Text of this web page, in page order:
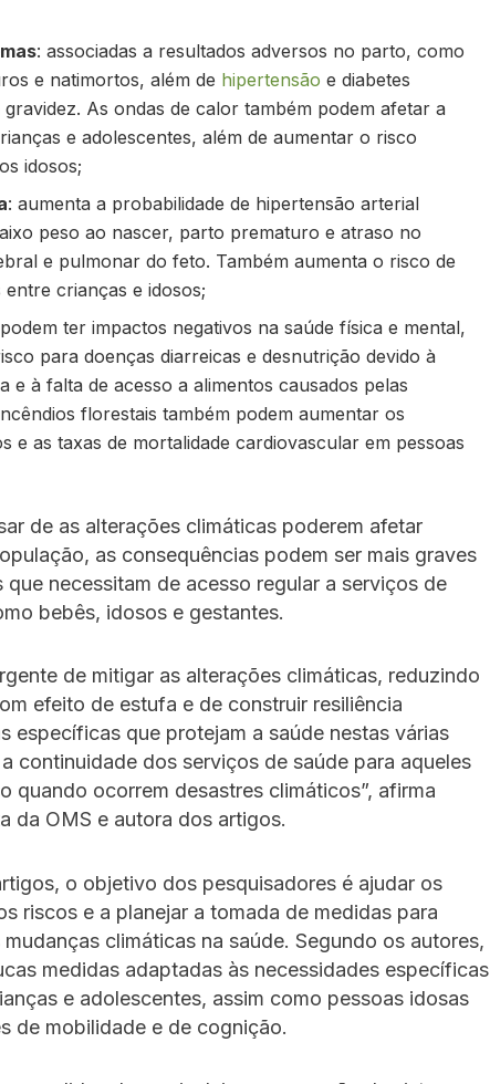
: associadas a resultados adversos no parto, como
e natimortos, além de hipertensão e diabetes
As ondas de calor também podem afetar a
e adolescentes, além de aumentar o risco
idosos;
: aumenta a probabilidade de hipertensão arterial
peso ao nascer, parto prematuro e atraso no
e pulmonar do feto. Também aumenta o risco de
crianças e idosos;
ter impactos negativos na saúde física e mental,
para doenças diarreicas e desnutrição devido à
e à falta de acesso a alimentos causados pelas
florestais também podem aumentar os
e as taxas de mortalidade cardiovascular em pessoas
de as alterações climáticas poderem afetar
as consequências podem ser mais graves
necessitam de acesso regular a serviços de
bebês, idosos e gestantes.
de mitigar as alterações climáticas, reduzindo
efeito de estufa e de construir resiliência
específicas que protejam a saúde nestas várias
continuidade dos serviços de saúde para aqueles
quando ocorrem desastres climáticos”, afirma
da OMS e autora dos artigos.
o objetivo dos pesquisadores é ajudar os
riscos e a planejar a tomada de medidas para
climáticas na saúde. Segundo os autores,
medidas adaptadas às necessidades específicas
e adolescentes, assim como pessoas idosas
de mobilidade e de cognição.